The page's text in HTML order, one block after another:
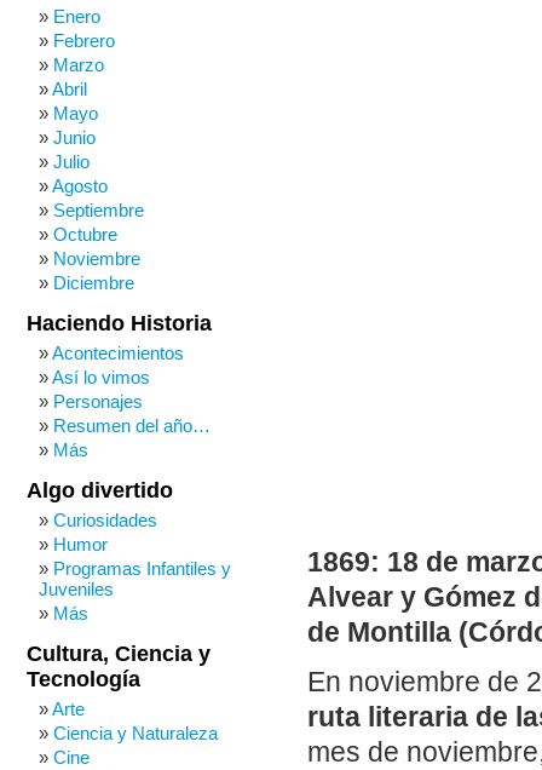
1869: 18 de
Alvear y Gómez
de Montilla
En noviembre de
ruta literaria de
mes de
Enero
Febrero
Marzo
Abril
Mayo
Junio
Julio
Agosto
Septiembre
Octubre
Noviembre
Diciembre
Haciendo Historia
Acontecimientos
Así lo vimos
Personajes
Resumen del año…
Más
Algo divertido
Curiosidades
Humor
Programas Infantiles y
Juveniles
Más
Cultura, Ciencia y
Tecnología
Arte
Ciencia y Naturaleza
Cine